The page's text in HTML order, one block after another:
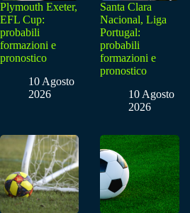
Plymouth Exeter,
EFL Cup:
probabili
formazioni e
pronostico
10 Agosto
2026
Santa Clara
Nacional, Liga
Portugal:
probabili
formazioni e
pronostico
10 Agosto
2026